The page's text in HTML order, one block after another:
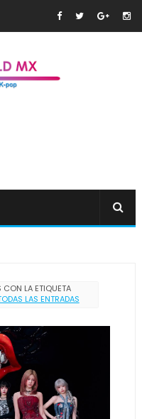
CON LA ETIQUETA
LAS ENTRADAS